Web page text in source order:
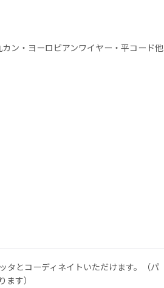
ン・ヨーロピアンワイヤー・平コード他
タとコーディネイトいただけます。（パ
ます）